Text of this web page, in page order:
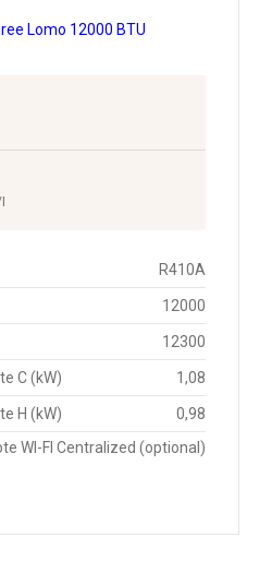
R410A
12000
12300
C (kW) 1,08
H (kW)
0,98
WI-FI Centralized (optional)